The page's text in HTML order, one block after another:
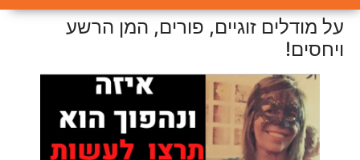
על מודלים זוגיים, פורים, המן הרשע
ויחסים!